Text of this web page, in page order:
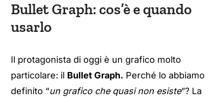
Bullet Graph: cos’è e quando
usarlo
Il protagonista di oggi è un grafico molto
particolare: il Bullet Graph. Perché lo abbiamo
definito “un grafico che quasi non esiste“? La